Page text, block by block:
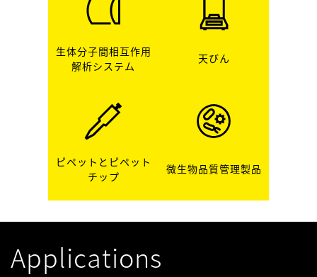
生体分子間相互作用
解析システム
天びん
ピペットとピペット
チップ
微生物品質管理製品
Applications